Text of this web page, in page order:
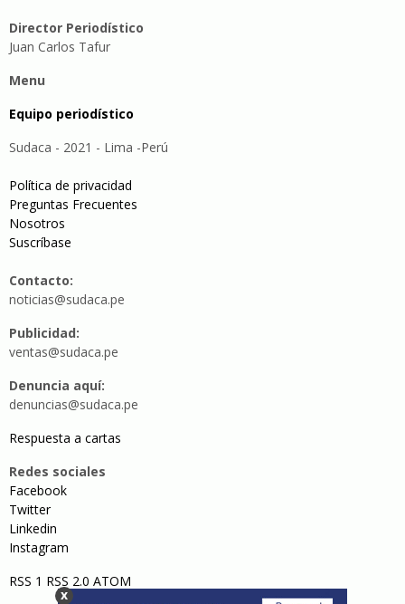
Director Periodístico
Juan Carlos Tafur
Menu
Equipo periodístico
Sudaca - 2021 - Lima -Perú
Política de privacidad
Preguntas Frecuentes
Nosotros
Suscríbase
Contacto:
noticias@sudaca.pe
Publicidad:
ventas@sudaca.pe
Denuncia aquí:
denuncias@sudaca.pe
Respuesta a cartas
Redes sociales
Facebook
Twitter
Linkedin
Instagram
RSS 1 RSS 2.0 ATOM
x